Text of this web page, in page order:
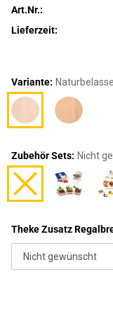
Art.Nr.:
Lieferzeit:
Variante:
Zubehör Sets: Nicht
Theke Zusatz